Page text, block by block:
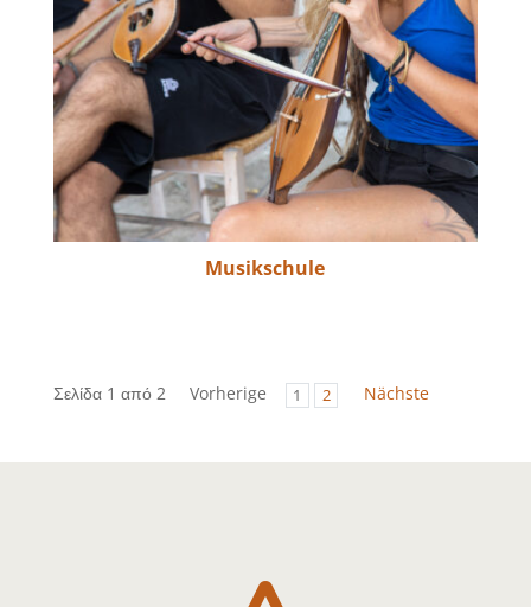
Musikschule
Σελίδα 1 από 2 Vorherige 1 2 Nächste